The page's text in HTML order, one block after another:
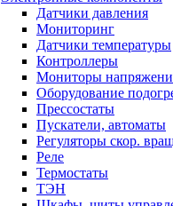
Датчики давления
Мониторинг
Датчики температуры
Контроллеры
Мониторы
Оборудование
Прессостаты
Пускатели, автоматы
Регуляторы скор.
Реле
Термостаты
ТЭН